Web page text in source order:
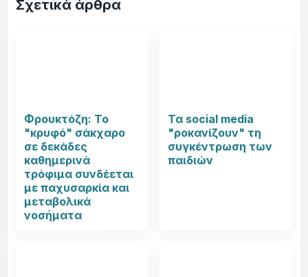
Σχετικά άρθρα
Φρουκτόζη: Το
"κρυφό" σάκχαρο
σε δεκάδες
καθημερινά
τρόφιμα συνδέεται
με παχυσαρκία και
μεταβολικά
νοσήματα
Τα social media
"ροκανίζουν" τη
συγκέντρωση των
παιδιών